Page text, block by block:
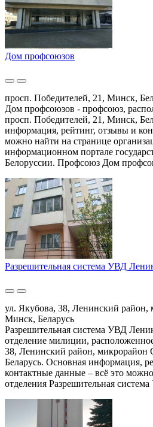
Дом профсоюзов
просп. Победителей, 21, Минск,
Дом профсоюзов - профсоюз,
просп. Победителей, 21, Минск,
информация, рейтинг, отзывы и
можно найти на странице
информационном портале
Белоруссии. Профсоюз Дом
Разрешительная система УВД
ул. Якубова, 38, Ленинский район,
Минск, Беларусь
Разрешительная система УВД
отделение милиции,
38, Ленинский район, микрорайон
Беларусь. Основная информация,
контактные данные – всё это
отделения Разрешительная